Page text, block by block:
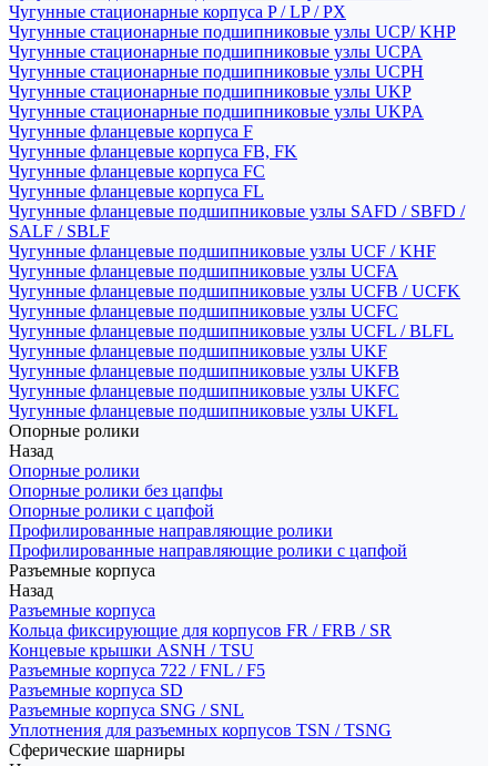
Чугунные стационарные корпуса P / LP / PX
Чугунные стационарные подшипниковые узлы UCP/ KHP
Чугунные стационарные подшипниковые узлы UCPA
Чугунные стационарные подшипниковые узлы UCPH
Чугунные стационарные подшипниковые узлы UKP
Чугунные стационарные подшипниковые узлы UKPA
Чугунные фланцевые корпуса F
Чугунные фланцевые корпуса FB, FK
Чугунные фланцевые корпуса FC
Чугунные фланцевые корпуса FL
Чугунные фланцевые подшипниковые узлы SAFD / SBFD /
SALF / SBLF
Чугунные фланцевые подшипниковые узлы UCF / KHF
Чугунные фланцевые подшипниковые узлы UCFA
Чугунные фланцевые подшипниковые узлы UCFB / UCFK
Чугунные фланцевые подшипниковые узлы UCFC
Чугунные фланцевые подшипниковые узлы UCFL / BLFL
Чугунные фланцевые подшипниковые узлы UKF
Чугунные фланцевые подшипниковые узлы UKFB
Чугунные фланцевые подшипниковые узлы UKFC
Чугунные фланцевые подшипниковые узлы UKFL
Опорные ролики
Назад
Опорные ролики
Опорные ролики без цапфы
Опорные ролики с цапфой
Профилированные направляющие ролики
Профилированные направляющие ролики с цапфой
Разъемные корпуса
Назад
Разъемные корпуса
Кольца фиксирующие для корпусов FR / FRB / SR
Концевые крышки ASNH / TSU
Разъемные корпуса 722 / FNL / F5
Разъемные корпуса SD
Разъемные корпуса SNG / SNL
Уплотнения для разъемных корпусов TSN / TSNG
Сферические шарниры